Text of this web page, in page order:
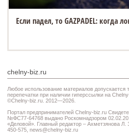
Если падел, то GAZPADEL: когда
chelny-biz.ru
Любое использование материалов допускается
перепечатки при наличии гиперссылки на
©Chelny-biz.ru. 2012—2026.
Портал предпринимателей Chelny-biz.ru
№ФС77-64768 выдано Роскомнадзором
«Деловой». Главный редактор – Ахметзянова Л.
450-575, news@chelny-biz.ru